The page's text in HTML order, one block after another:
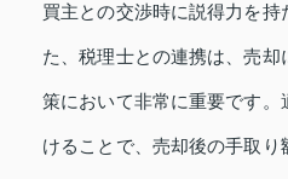
買主との交渉時に説得力を持
た、税理士との連携は、売
策において非常に重要です。
けることで、売却後の手取り